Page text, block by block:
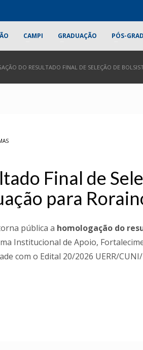
CAMPI GRADUAÇÃO PÓS-
DO RESULTADO FINAL DE SELEÇÃO DE
Final de
para
pública a homologação do
Institucional de Apoio,
com o Edital 20/2026 UERR/CUNI/